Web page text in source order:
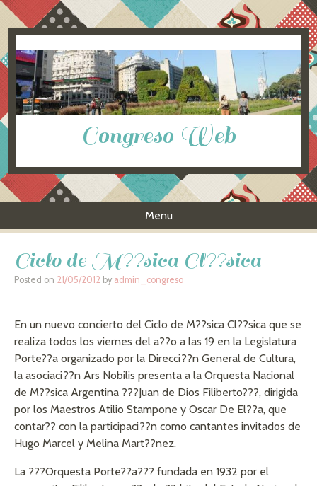
Congreso Web
Menu
Ciclo de M??sica Cl??sica
Posted on 21/05/2012 by admin_congreso
En un nuevo concierto del Ciclo de M??sica Cl??sica que se
realiza todos los viernes del a??o a las 19 en la Legislatura
Porte??a organizado por la Direcci??n General de Cultura,
la asociaci??n Ars Nobilis presenta a la Orquesta Nacional
de M??sica Argentina ???Juan de Dios Filiberto???, dirigida
por los Maestros Atilio Stampone y Oscar De El??a, que
contar?? con la participaci??n como cantantes invitados de
Hugo Marcel y Melina Mart??nez.
La ???Orquesta Porte??a??? fundada en 1932 por el